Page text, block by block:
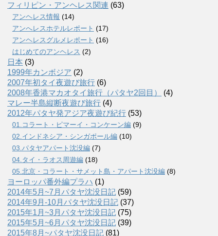
フィリピン・アンヘレス関連 (63)
アンヘレス情報 (14)
アンへレスホテルレポート (17)
アンヘレスグルメレポート (16)
はじめてのアンヘレス (2)
日本 (3)
1999年カンボジア (2)
2007年初タイ夜遊び旅行 (6)
2008年香港マカオタイ旅行（パタヤ2回目）
(4)
マレー半島縦断夜遊び旅行 (4)
2012年パタヤ発アジア夜遊び紀行 (53)
01.コラート・ピマーイ・コンケーン編 (9)
02.インドネシア・シンガポール編 (10)
03.パタヤアパート沈没編 (7)
04.タイ・ラオス周遊編 (18)
05.北京・コラート・サメット島・アパート沈没編 (8)
ヨーロッパ番外編プラハ (1)
2014年5月~7月パタヤ沈没日記 (59)
2014年9月-10月パタヤ沈没日記 (37)
2015年1月~3月パタヤ沈没日記 (75)
2015年5月~6月パタヤ沈没日記 (39)
2015年8月~パタヤ沈没日記 (81)